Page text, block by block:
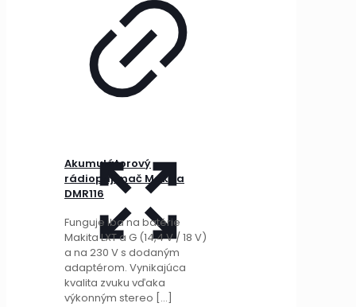
Akumulátorový
rádioprijímač Makita
DMR116
Funguje iba na batérie
Makita LXT a G (14,4 V / 18 V)
a na 230 V s dodaným
adaptérom. Vynikajúca
kvalita zvuku vďaka
výkonným stereo […]